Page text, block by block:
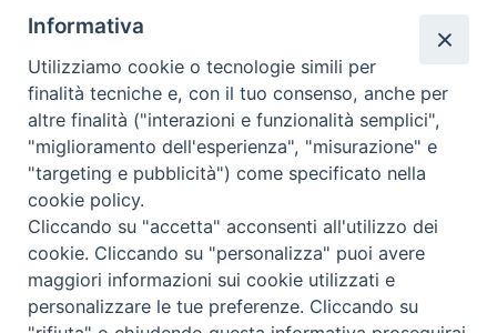
Redazione
Scrivici
Copyright © 2019 - Tutti i diritti riservati - Vita
Trentina Editrice
Privacy Policy
Torna
Informativa
Utilizziamo cookie o tecnologie simili per
finalità tecniche e, con il tuo consenso, anche per
altre finalità ("interazioni e funzionalità semplici",
"miglioramento dell'esperienza", "misurazione" e
"targeting e pubblicità") come specificato nella
cookie policy.
Cliccando su "accetta" acconsenti all'utilizzo dei
cookie. Cliccando su "personalizza" puoi avere
maggiori informazioni sui cookie utilizzati e
personalizzare le tue preferenze. Cliccando su